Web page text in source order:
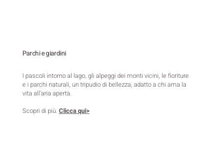
Parchi e giardini
I pascoli intorno al lago, gli alpeggi dei monti vicini, le fioriture
e i parchi naturali, un tripudio di bellezza, adatto a chi ama la
vita all'aria aperta.
Scopri di più. Clicca qui>